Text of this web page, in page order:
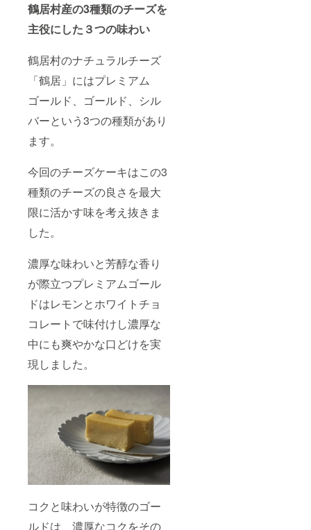
鶴居村産の3種類のチーズを
主役にした３つの味わい
鶴居村のナチュラルチーズ
「鶴居」にはプレミアム
ゴールド、ゴールド、シル
バーという3つの種類があり
ます。
今回のチーズケーキはこの3
種類のチーズの良さを最大
限に活かす味を考え抜きま
した。
濃厚な味わいと芳醇な香り
が際立つプレミアムゴール
ドはレモンとホワイトチョ
コレートで味付けし濃厚な
中にも爽やかな口どけを実
現しました。
コクと味わいが特徴のゴー
ルドは、濃厚なコクをその